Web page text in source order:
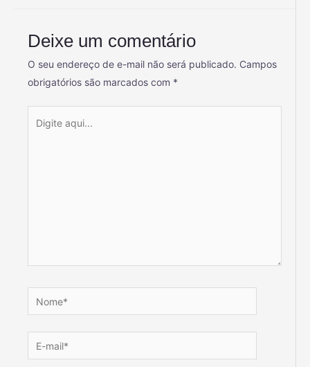
Deixe um comentário
O seu endereço de e-mail não será publicado. Campos
obrigatórios são marcados com *